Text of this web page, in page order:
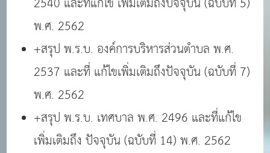
พ.ศ. 2562
+สรุป พ.ร.บ. องค์การบริหารส่วนตำบล พ.ศ.
2537 และที่ แก้ไขเพิ่มเติมถึงปัจจุบัน (ฉบับที่ 7)
พ.ศ. 2562
+สรุป พ.ร.บ. เทศบาล พ.ศ. 2496 และที่แก้ไข
เพิ่มเติมถึง ปัจจุบัน (ฉบับที่ 14) พ.ศ. 2562